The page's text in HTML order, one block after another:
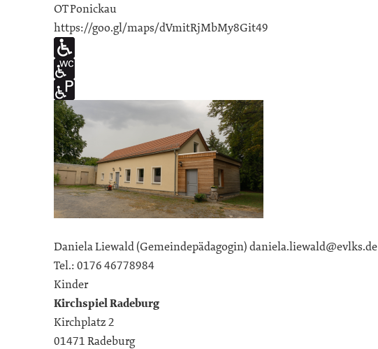
OT Ponickau
https://goo.gl/maps/dVmitRjMbMy8Git49
Daniela Liewald (Gemeindepädagogin) daniela.liewald@evlks.de
Tel.: 0176 46778984
Kinder
Kirchspiel Radeburg
Kirchplatz 2
01471 Radeburg